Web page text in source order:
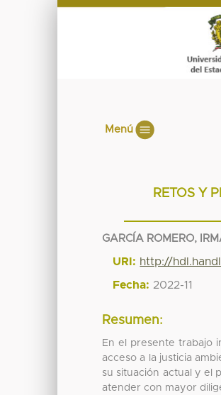
Menú
RETOS Y
GARCÍA ROMERO,
URI: http://
Fecha: 2022-11
Resumen:
En el presente trabajo
acceso a la justicia
su situación actual y el
atender con mayor